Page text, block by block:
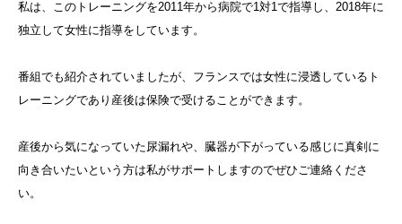
私は、このトレーニングを2011年から病院で1対1で指導し、2018年に
独立して女性に指導をしています。
番組でも紹介されていましたが、フランスでは女性に浸透しているト
レーニングであり産後は保険で受けることができます。
産後から気になっていた尿漏れや、臓器が下がっている感じに真剣に
向き合いたいという方は私がサポートしますのでぜひご連絡くださ
い。